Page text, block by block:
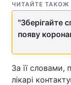
ЧИТАЙТЕ ТАКОЖ
"Зберігайте
появу
За її словами,
лікарі